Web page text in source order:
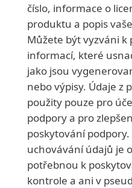
číslo, informace o
produktu a popis
Můžete být vyzváni k
informací, které
jako jsou
nebo výpisy. Údaje z
použity pouze pro
podpory a pro
poskytování
uchovávání údajů je
potřebnou k
kontrole a ani v